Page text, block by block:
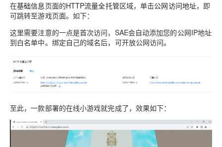
在基础信息页面的HTTP流量全托管区域，单击公网访问地址，即
可跳转至游戏页面。如下：
这里需要注意的一点是首次访问，SAE会自动添加您的公网IP地址
到白名单中。绑定自己的域名后，可开放公网访问。
至此，一款部署的在线小游戏就完成了，效果如下：